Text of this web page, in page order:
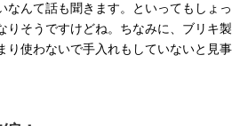
なんて話も聞きます。といってもしょっ
りそうですけどね。ちなみに、ブリキ製
り使わないで手入れもしていないと見事